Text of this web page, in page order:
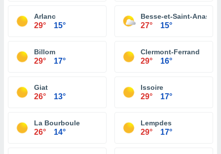
Arlanc
29° 15°
Besse-et-Saint-
27° 15°
Billom
29° 17°
Clermont-Ferrand
29° 16°
Giat
26° 13°
Issoire
29° 17°
La Bourboule
26° 14°
Lempdes
29° 17°